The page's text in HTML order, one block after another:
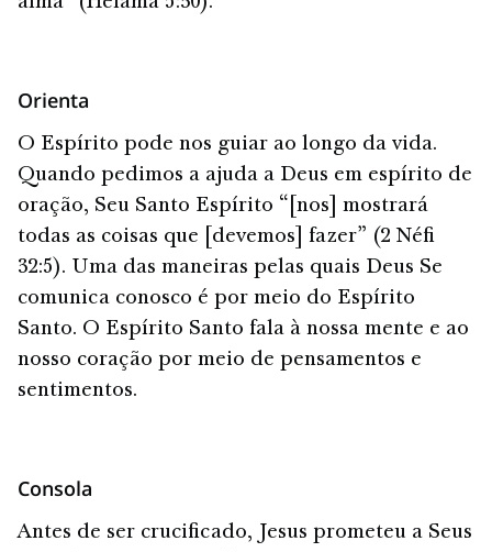
Orienta
O Espírito pode nos guiar ao longo da vida.
Quando pedimos a ajuda a Deus em espírito de
oração, Seu Santo Espírito “[nos] mostrará
todas as coisas que [devemos] fazer” (2 Néfi
32:5). Uma das maneiras pelas quais Deus Se
comunica conosco é por meio do Espírito
Santo. O Espírito Santo fala à nossa mente e ao
nosso coração por meio de pensamentos e
sentimentos.
Consola
Antes de ser crucificado, Jesus prometeu a Seus